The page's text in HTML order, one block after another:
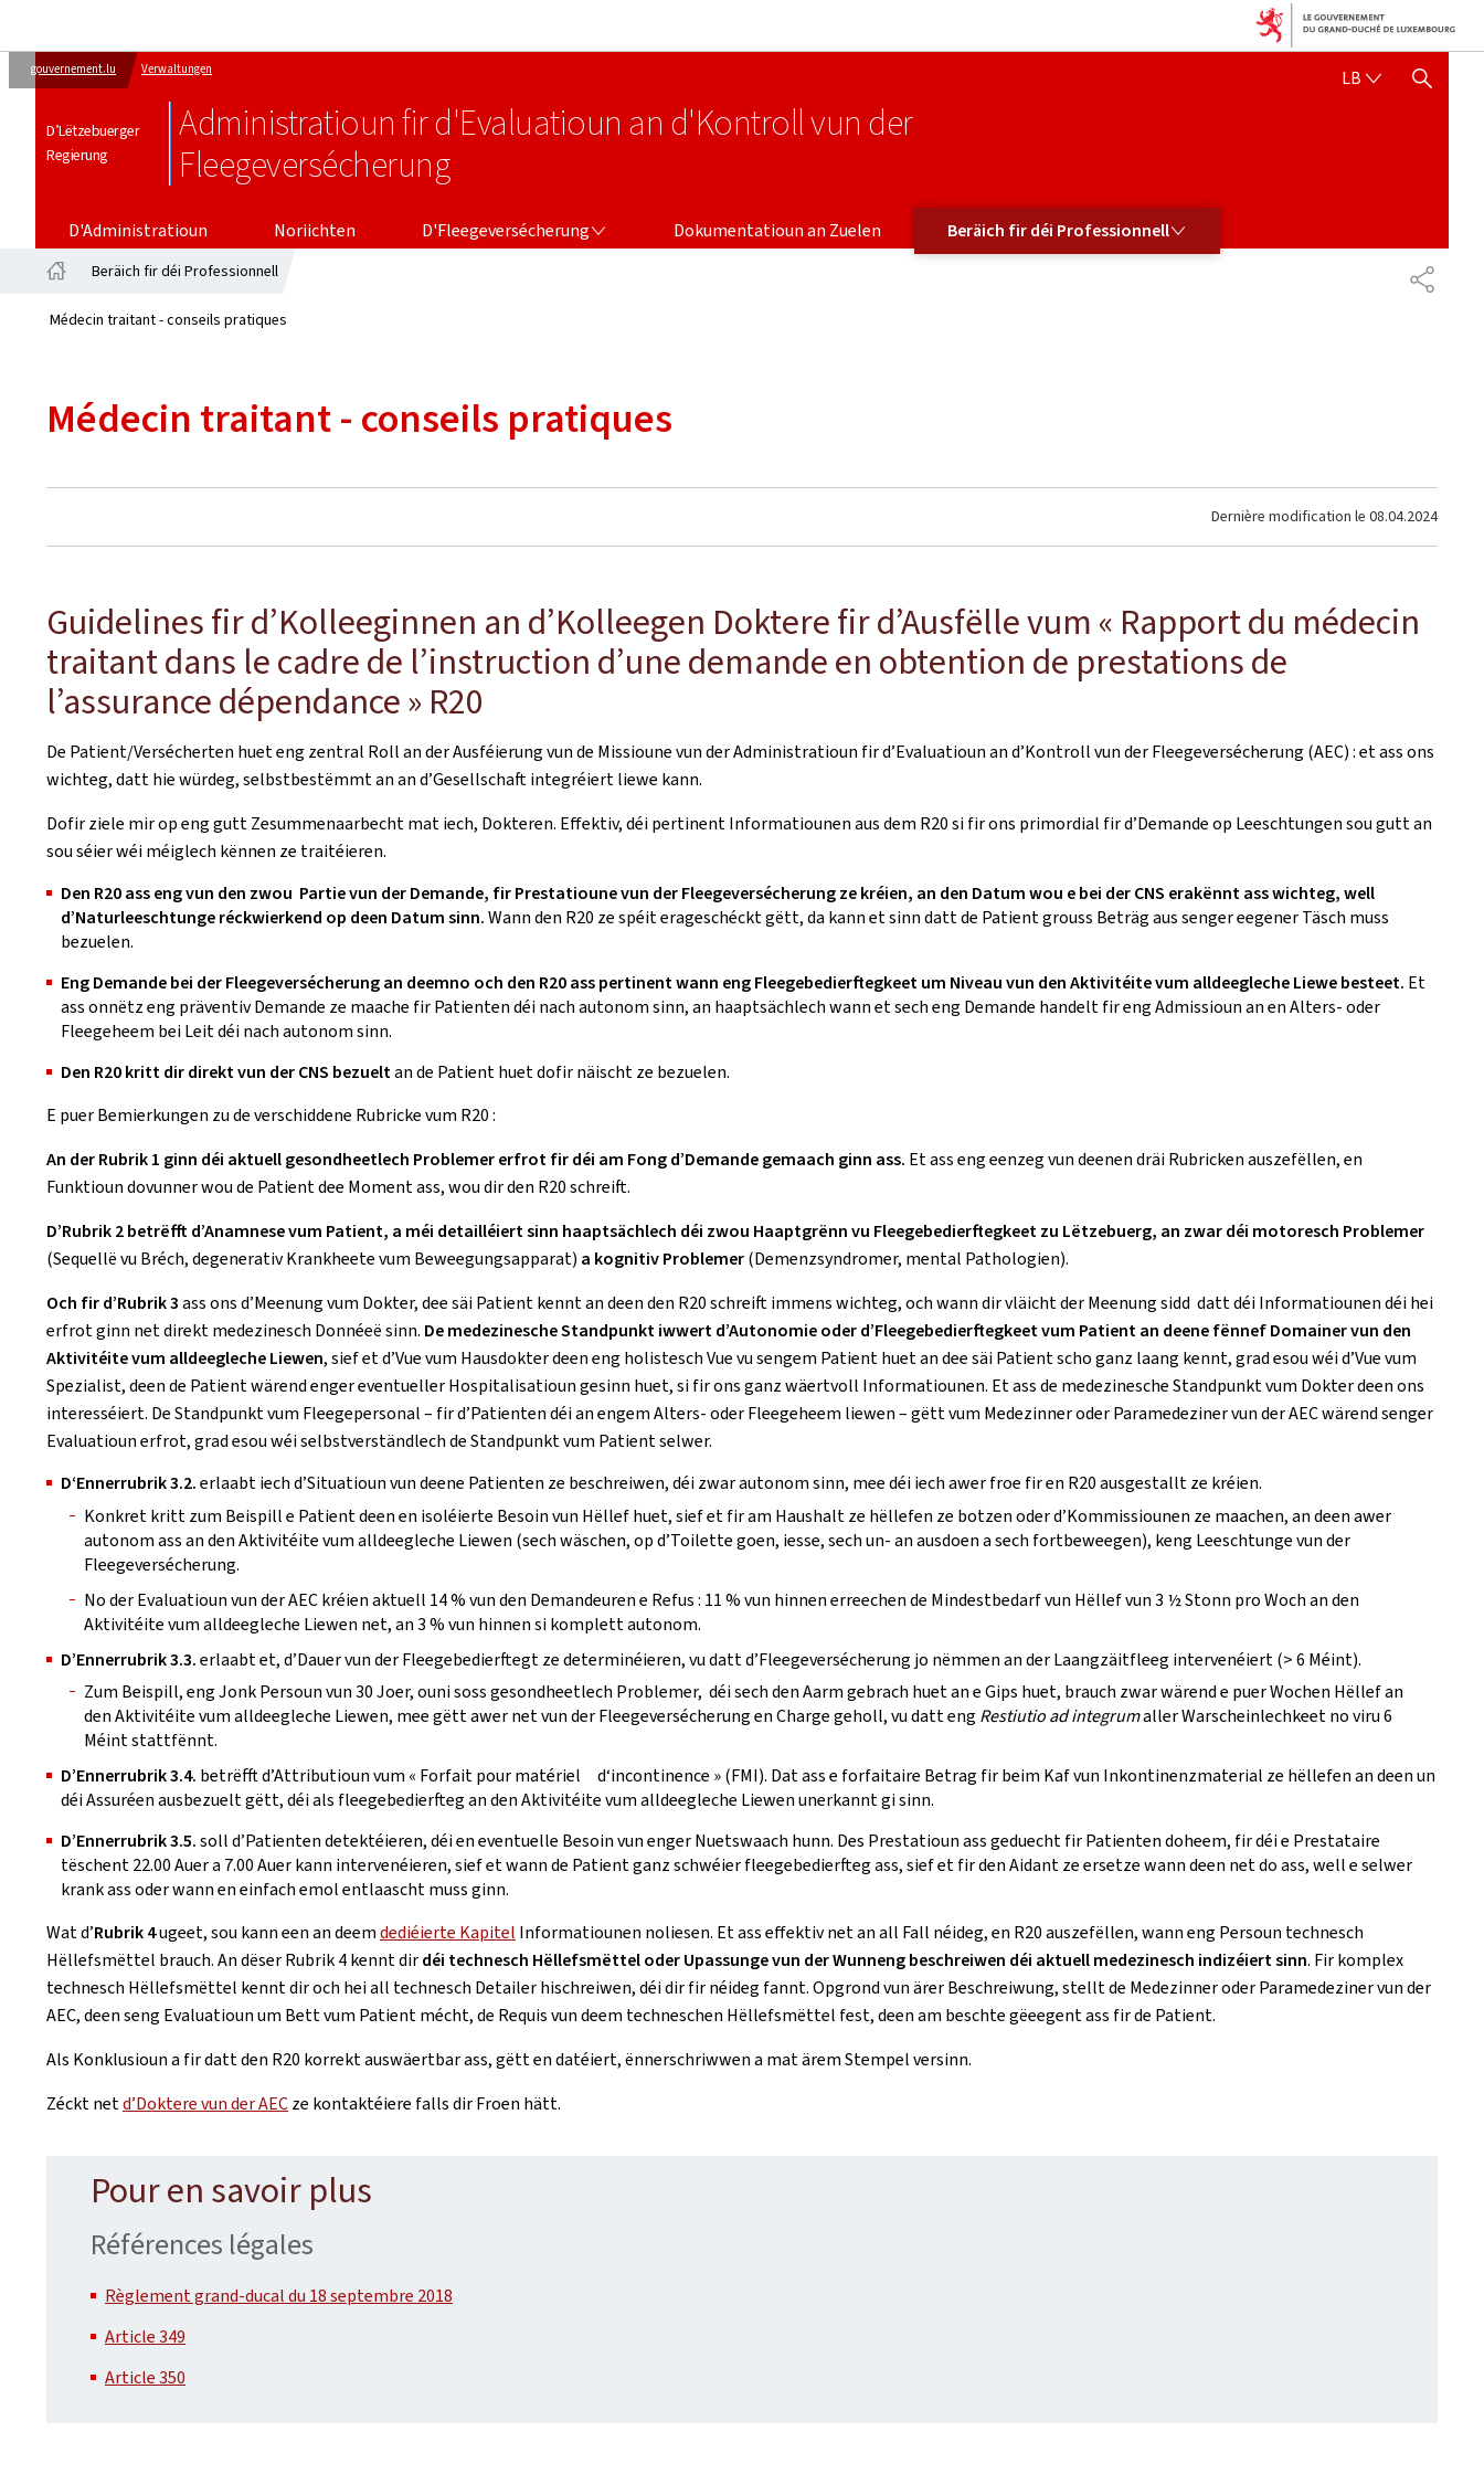
gouvernement.lu Verwaltungen
D’Lëtzebuerger
Regierung
Administratioun fir d'Evaluatioun an d'Kontroll vun der
Fleegeversécherung
LB SHOW HIDE SEARCH
D'Administratioun Noriichten D'Fleegeversécherung
D'FLEEGEVERSÉCHERUNG
Dokumentatioun an Zuelen Beräich fir déi Professionnell
BERÄICH FIR DÉI PROFESSIONNELL
Beräich fir déi Professionnell
Médecin traitant - conseils pratiques
Médecin traitant - conseils pratiques
Dernière modification le 08.04.2024
Guidelines fir d’Kolleeginnen an d’Kolleegen Doktere fir d’Ausfëlle vum « Rapport du médecin
traitant dans le cadre de l’instruction d’une demande en obtention de prestations de
l’assurance dépendance » R20
De Patient/Versécherten huet eng zentral Roll an der Ausféierung vun de Missioune vun der Administratioun fir d’Evaluatioun an d’Kontroll vun der Fleegeversécherung (AEC) : et ass ons
wichteg, datt hie würdeg, selbstbestëmmt an an d’Gesellschaft integréiert liewe kann.
Dofir ziele mir op eng gutt Zesummenaarbecht mat iech, Dokteren. Effektiv, déi pertinent Informatiounen aus dem R20 si fir ons primordial fir d’Demande op Leeschtungen sou gutt an
sou séier wéi méiglech kënnen ze traitéieren.
Den R20 ass eng vun den zwou Partie vun der Demande, fir Prestatioune vun der Fleegeversécherung ze kréien, an den Datum wou e bei der CNS erakënnt ass wichteg, well
d’Naturleeschtunge réckwierkend op deen Datum sinn.Wann den R20 ze spéit erageschéckt gëtt, da kann et sinn datt de Patient grouss Beträg aus senger eegener Täsch muss
bezuelen.
Eng Demande bei der Fleegeversécherung an deemno och den R20 ass pertinent wann eng Fleegebedierftegkeet um Niveau vun den Aktivitéite vum alldeegleche Liewe besteet. Et
ass onnëtz eng präventiv Demande ze maache fir Patienten déi nach autonom sinn, an haaptsächlech wann et sech eng Demande handelt fir eng Admissioun an en Alters- oder
Fleegeheem bei Leit déi nach autonom sinn.
Den R20 kritt dir direkt vun der CNS bezueltan de Patient huet dofir näischt ze bezuelen.
E puer Bemierkungen zu de verschiddene Rubricke vum R20 :
An der Rubrik 1 ginn déi aktuell gesondheetlech Problemer erfrot fir déi am Fong d’Demande gemaach ginn ass. Et ass eng eenzeg vun deenen dräi Rubricken auszefëllen, en
Funktioun dovunner wou de Patient dee Moment ass, wou dir den R20 schreift.
D’Rubrik 2 betrëfft d’Anamnese vum Patient, a méi detailléiert sinn haaptsächlech déi zwou Haaptgrënn vu Fleegebedierftegkeet zu Lëtzebuerg, an zwar déi motoresch Problemer
(Sequellë vu Bréch, degenerativ Krankheete vum Beweegungsapparat) a kognitiv Problemer(Demenzsyndromer, mental Pathologien).
Och fir d’Rubrik 3ass ons d’Meenung vum Dokter, dee säi Patient kennt an deen den R20 schreift immens wichteg, och wann dir vläicht der Meenung sidd datt déi Informatiounen déi hei
erfrot ginn net direkt medezinesch Donnéeë sinn. De medezinesche Standpunkt iwwert d’Autonomie oder d’Fleegebedierftegkeet vum Patient an deene fënnef Domainer vun den
Aktivitéite vum alldeegleche Liewen, sief et d’Vue vum Hausdokter deen eng holistesch Vue vu sengem Patient huet an dee säi Patient scho ganz laang kennt, grad esou wéi d’Vue vum
Spezialist, deen de Patient wärend enger eventueller Hospitalisatioun gesinn huet, si fir ons ganz wäertvoll Informatiounen. Et ass de medezinesche Standpunkt vum Dokter deen ons
interesséiert. De Standpunkt vum Fleegepersonal – fir d’Patienten déi an engem Alters- oder Fleegeheem liewen – gëtt vum Medezinner oder Paramedeziner vun der AEC wärend senger
Evaluatioun erfrot, grad esou wéi selbstverständlech de Standpunkt vum Patient selwer.
D‘Ennerrubrik 3.2.erlaabt iech d’Situatioun vun deene Patienten ze beschreiwen, déi zwar autonom sinn, mee déi iech awer froe fir en R20 ausgestallt ze kréien.
Konkret kritt zum Beispill e Patient deen en isoléierte Besoin vun Hëllef huet, sief et fir am Haushalt ze hëllefen ze botzen oder d’Kommissiounen ze maachen, an deen awer
autonom ass an den Aktivitéite vum alldeegleche Liewen (sech wäschen, op d’Toilette goen, iesse, sech un- an ausdoen a sech fortbeweegen), keng Leeschtunge vun der
Fleegeversécherung.
No der Evaluatioun vun der AEC kréien aktuell 14 % vun den Demandeuren e Refus : 11 % vun hinnen erreechen de Mindestbedarf vun Hëllef vun 3 ½ Stonn pro Woch an den
Aktivitéite vum alldeegleche Liewen net, an 3 % vun hinnen si komplett autonom.
D’Ennerrubrik 3.3.erlaabt et, d’Dauer vun der Fleegebedierftegt ze determinéieren, vu datt d’Fleegeversécherung jo nëmmen an der Laangzäitfleeg intervenéiert (> 6 Méint).
Zum Beispill, eng Jonk Persoun vun 30 Joer, ouni soss gesondheetlech Problemer, déi sech den Aarm gebrach huet an e Gips huet, brauch zwar wärend e puer Wochen Hëllef an
den Aktivitéite vum alldeegleche Liewen, mee gëtt awer net vun der Fleegeversécherung en Charge geholl, vu datt eng Restiutio ad integrumaller Warscheinlechkeet no viru 6
Méint stattfënnt.
D’Ennerrubrik 3.4. betrëfft d’Attributioun vum « Forfait pour matériel d‘incontinence » (FMI). Dat ass e forfaitaire Betrag fir beim Kaf vun Inkontinenzmaterial ze hëllefen an deen un
déi Assuréen ausbezuelt gëtt, déi als fleegebedierfteg an den Aktivitéite vum alldeegleche Liewen unerkannt gi sinn.
D’Ennerrubrik 3.5.soll d’Patienten detektéieren, déi en eventuelle Besoin vun enger Nuetswaach hunn. Des Prestatioun ass geduecht fir Patienten doheem, fir déi e Prestataire
tëschent 22.00 Auer a 7.00 Auer kann intervenéieren, sief et wann de Patient ganz schwéier fleegebedierfteg ass, sief et fir den Aidant ze ersetze wann deen net do ass, well e selwer
krank ass oder wann en einfach emol entlaascht muss ginn.
Wat d’Rubrik 4ugeet, sou kann een an deemdediéierte Kapitel Informatiounen noliesen. Et ass effektiv net an all Fall néideg, en R20 auszefëllen, wann eng Persoun technesch
Hëllefsmëttel brauch. An dëser Rubrik 4 kennt dirdéi technesch Hëllefsmëttel oder Upassunge vun der Wunneng beschreiwen déi aktuell medezinesch indizéiert sinn. Fir komplex
technesch Hëllefsmëttel kennt dir och hei all technesch Detailer hischreiwen, déi dir fir néideg fannt. Opgrond vun ärer Beschreiwung, stellt de Medezinner oder Paramedeziner vun der
AEC, deen seng Evaluatioun um Bett vum Patient mécht, de Requis vun deem techneschen Hëllefsmëttel fest, deen am beschte gëeegent ass fir de Patient.
Als Konklusioun a fir datt den R20 korrekt auswäertbar ass, gëtt en datéiert, ënnerschriwwen a mat ärem Stempel versinn.
Zéckt netd’Doktere vun der AECze kontaktéiere falls dir Froen hätt.
Pour en savoir plus
Références légales
Règlement grand-ducal du 18 septembre 2018
Article 349
Article 350